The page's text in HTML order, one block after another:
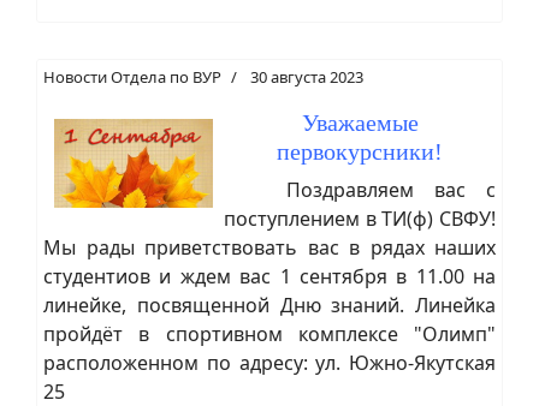
Новости Отдела по ВУР 30 августа 2023
Уважаемые
первокурсники!
Поздравляем вас с
поступлением в ТИ(ф) СВФУ!
Мы рады приветствовать вас в рядах наших
студентиов и ждем вас 1 сентября в 11.00 на
линейке, посвященной Дню знаний. Линейка
пройдёт в спортивном комплексе "Олимп"
расположенном по адресу: ул. Южно-Якутская
25